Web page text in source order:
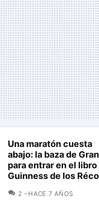
Una maratón cuesta
abajo: la baza de
para entrar en el libro
Guinness de los
2 COMENTARIOS
HACE 7 AÑOS